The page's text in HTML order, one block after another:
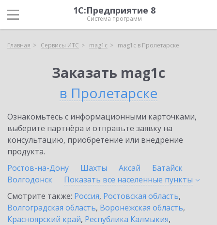
1С:Предприятие 8
Система программ
Главная Сервисы ИТС mag1c mag1c в Пролетарске
Заказать mag1c
в Пролетарске
Ознакомьтесь с информационными карточками,
выберите партнёра и отправьте заявку на
консультацию, приобретение или внедрение
продукта.
Ростов-на-Дону
Шахты Аксай
Батайск
Волгодонск
Показать все населенные пункты
Смотрите также: Россия, Ростовская область,
Волгоградская область, Воронежская область,
Красноярский край, Республика Калмыкия,